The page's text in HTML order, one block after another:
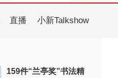
直播 小新Talkshow
159件“兰亭奖”书法精